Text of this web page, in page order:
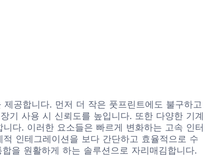
공합니다. 먼저 더 작은 풋프린트에도 불구하고
기 사용 시 신뢰도를 높입니다. 또한 다양한 기계
다. 이러한 요소들은 빠르게 변화하는 고속 인터
인테그레이션을 보다 간단하고 효율적으로 수
을 원활하게 하는 솔루션으로 자리매김합니다.